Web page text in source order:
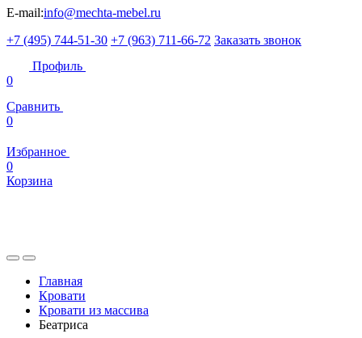
E-mail:info@mechta-mebel.ru
+7 (495) 744-51-30 +7 (963) 711-66-72 Заказать звонок
Профиль
0
Сравнить
0
Избранное
0
Корзина
Главная
Кровати
Кровати из массива
Беатриса